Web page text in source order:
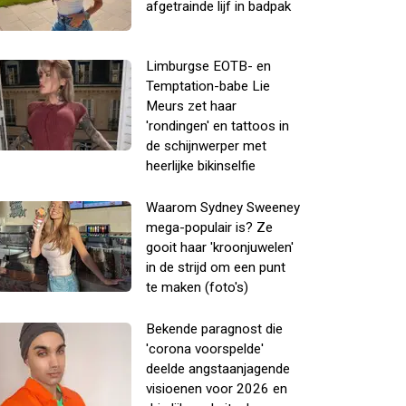
afgetrainde lijf in badpak
Limburgse EOTB- en
Temptation-babe Lie
Meurs zet haar
'rondingen' en tattoos in
de schijnwerper met
heerlijke bikinselfie
Waarom Sydney Sweeney
mega-populair is? Ze
gooit haar 'kroonjuwelen'
in de strijd om een punt
te maken (foto's)
Bekende paragnost die
'corona voorspelde'
deelde angstaanjagende
visioenen voor 2026 en